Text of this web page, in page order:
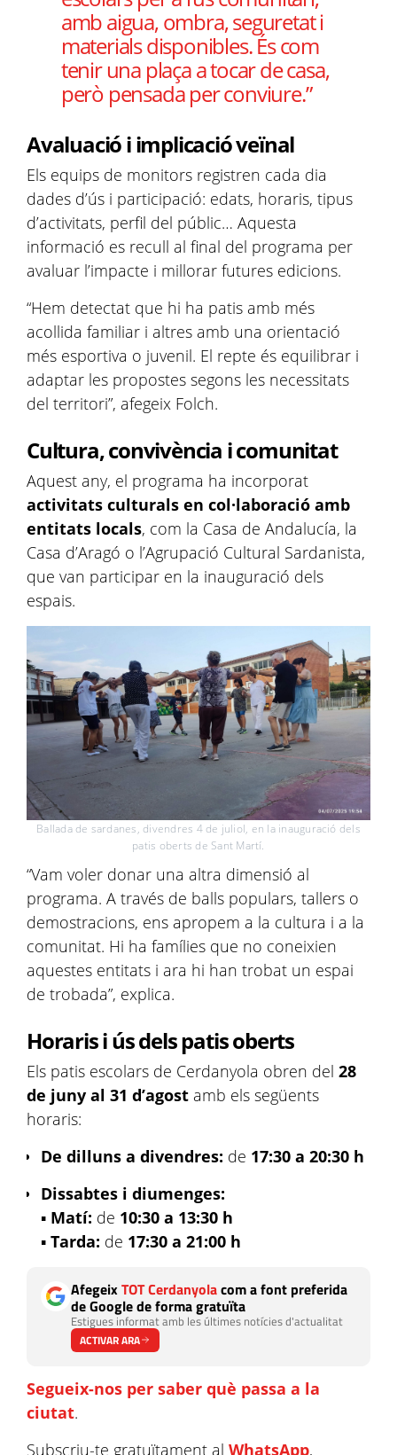
amb aigua, ombra, seguretat i
materials disponibles. És com
tenir una plaça a tocar de casa,
però pensada per conviure.”
Avaluació i implicació veïnal
Els equips de monitors registren cada dia
dades d’ús i participació: edats, horaris, tipus
d’activitats, perfil del públic… Aquesta
informació es recull al final del programa per
avaluar l’impacte i millorar futures edicions.
“Hem detectat que hi ha patis amb més
acollida familiar i altres amb una orientació
més esportiva o juvenil. El repte és equilibrar i
adaptar les propostes segons les necessitats
del territori”, afegeix Folch.
Cultura, convivència i comunitat
Aquest any, el programa ha incorporat
activitats culturals en col·laboració amb
entitats locals, com la Casa de Andalucía, la
Casa d’Aragó o l’Agrupació Cultural Sardanista,
que van participar en la inauguració dels
espais.
Ballada de sardanes, divendres 4 de juliol, en la inauguració dels
patis oberts de Sant Martí.
“Vam voler donar una altra dimensió al
programa. A través de balls populars, tallers o
demostracions, ens apropem a la cultura i a la
comunitat. Hi ha famílies que no coneixien
aquestes entitats i ara hi han trobat un espai
de trobada”, explica.
Horaris i ús dels patis oberts
Els patis escolars de Cerdanyola obren del 28
de juny al 31 d’agost amb els següents
horaris:
De dilluns a divendres: de 17:30 a 20:30 h
Dissabtes i diumenges:
▪️ Matí: de 10:30 a 13:30 h
▪️ Tarda: de 17:30 a 21:00 h
AfegeixTOT Cerdanyolacom a font preferida
de Google de forma gratuïta
Estigues informat amb les últimes notícies d'actualitat
ACTIVAR ARA
Segueix-nos per saber què passa a la
ciutat.
Subscriu-te gratuïtament al WhatsApp,